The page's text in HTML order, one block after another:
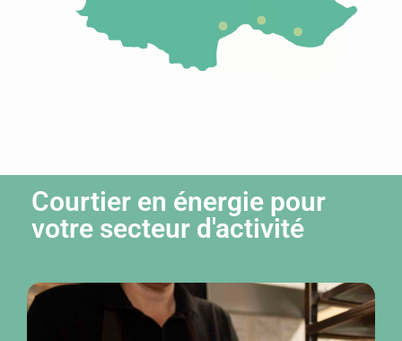
Courtier en énergie pour
votre secteur d'activité